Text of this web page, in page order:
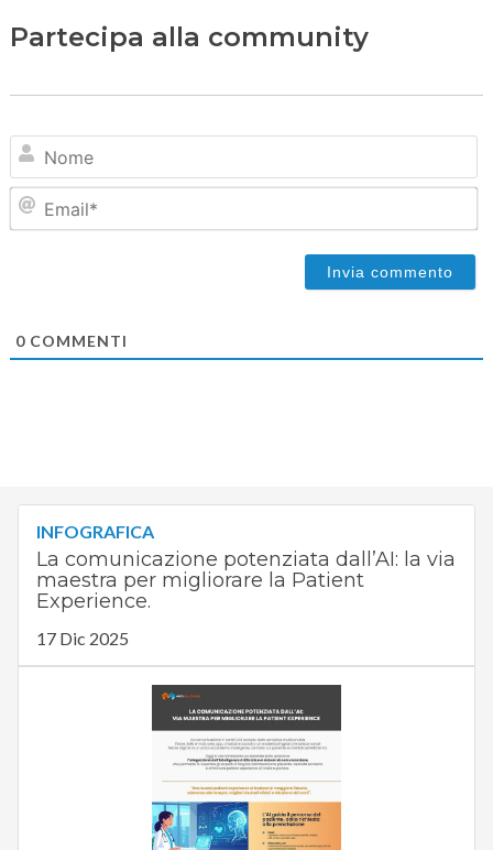
Partecipa alla community
0COMMENTI
INFOGRAFICA
La comunicazione potenziata dall’AI: la via
maestra per migliorare la Patient
Experience.
17 Dic 2025